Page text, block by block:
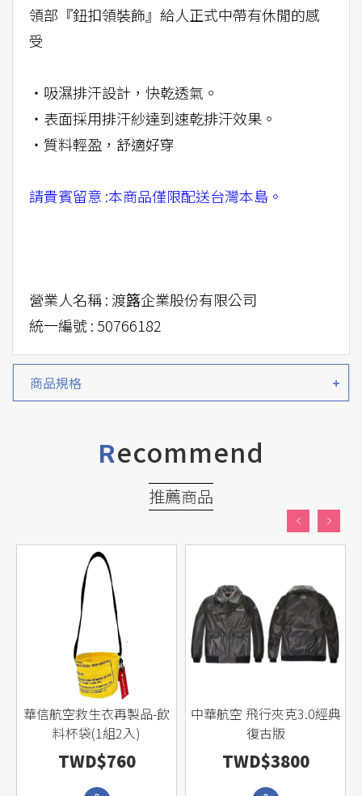
領部『鈕扣領裝飾』給人正式中帶有休閒的感
受
‧吸濕排汗設計，快乾透氣。
‧表面採用排汗紗達到速乾排汗效果。
‧質料輕盈，舒適好穿
請貴賓留意 :本商品僅限配送台灣本島。
營業人名稱 : 渡簬企業股份有限公司
統一編號 : 50766182
商品規格
Recommend
推薦商品
華信航空救生衣再製品-飲
料杯袋(1組2入)
TWD$760
中華航空 飛行夾克3.0經典
復古版
TWD$3800